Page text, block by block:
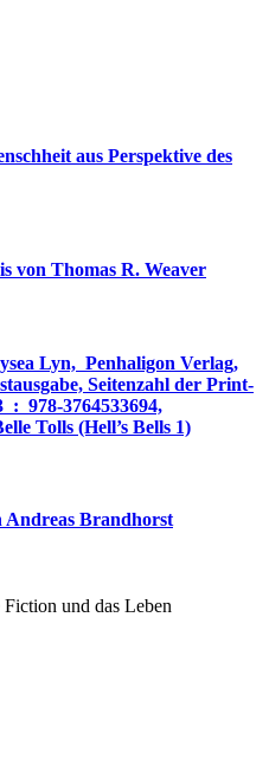
aus Perspektive des
von Thomas R. Weaver
Lyn, ‎ Penhaligon Verlag,
Seitenzahl der Print-
the Belle Tolls (Hell’s Bells 1)
Brandhorst
und das Leben